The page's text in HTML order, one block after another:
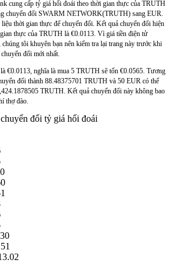
cung cấp tỷ giá hối đoái theo thời gian thực của TRUTH
chuyển đổi SWARM NETWORK(TRUTH) sang EUR.
thời gian thực để chuyển đổi. Kết quả chuyển đổi hiện
thực của TRUTH là €0.0113. Vì giá tiền điện tử
tôi khuyên bạn nên kiểm tra lại trang này trước khi
đổi mới nhất.
€0.0113, nghĩa là mua 5 TRUTH sẽ tốn €0.0565. Tương
đổi thành 88.48375701 TRUTH và 50 EUR có thể
TRUTH. Kết quả chuyển đổi này không bao
thợ đào.
đổi tỷ giá hối đoái